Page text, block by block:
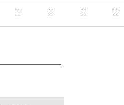
--
--
--
--
--
--
--
--